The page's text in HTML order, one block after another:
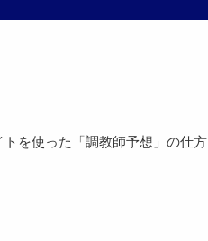
トを使った「調教師予想」の仕方